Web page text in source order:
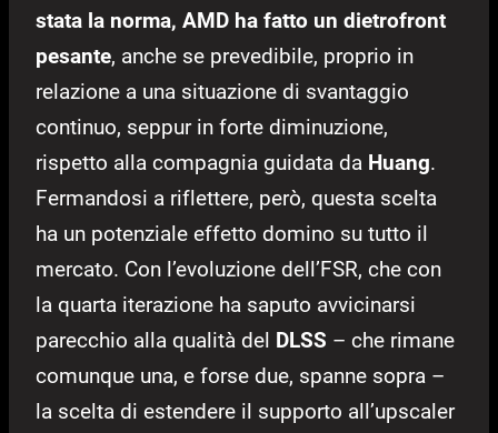
stata la norma, AMD ha fatto un dietrofront
pesante, anche se prevedibile, proprio in
relazione a una situazione di svantaggio
continuo, seppur in forte diminuzione,
rispetto alla compagnia guidata da Huang.
Fermandosi a riflettere, però, questa scelta
ha un potenziale effetto domino su tutto il
mercato. Con l’evoluzione dell’FSR, che con
la quarta iterazione ha saputo avvicinarsi
parecchio alla qualità del DLSS – che rimane
comunque una, e forse due, spanne sopra –
la scelta di estendere il supporto all’upscaler